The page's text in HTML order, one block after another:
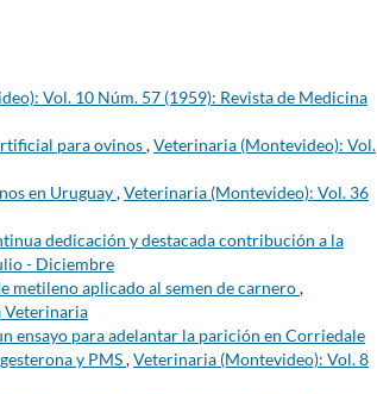
Vol. 10 Núm. 57 (1959): Revista de Medicina
para ovinos,Veterinaria (Montevideo): Vol.
en Uruguay,Veterinaria (Montevideo): Vol. 36
dedicación y destacada contribución a la
- Diciembre
metileno aplicado al semen de carnero,
Veterinaria
ensayo para adelantar la parición en Corriedale
y PMS,Veterinaria (Montevideo): Vol. 8